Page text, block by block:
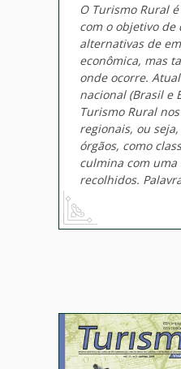
O Turismo Rural
com o objetivo
alternativas de
econômica, mas
onde ocorre.
nacional (Brasil e
Turismo Rural
regionais, ou
órgãos, como
culmina com uma
recolhidos.